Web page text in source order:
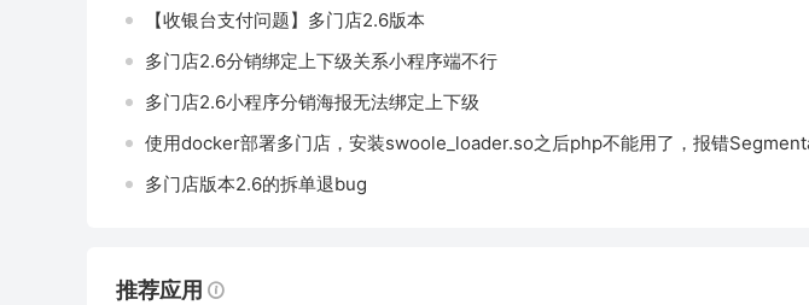
【收银台支付问题】多门店2.6版本
多门店2.6分销绑定上下级关系小程序端不行
多门店2.6小程序分销海报无法绑定上下级
多门店版本2.6的拆单退bug
推荐应用